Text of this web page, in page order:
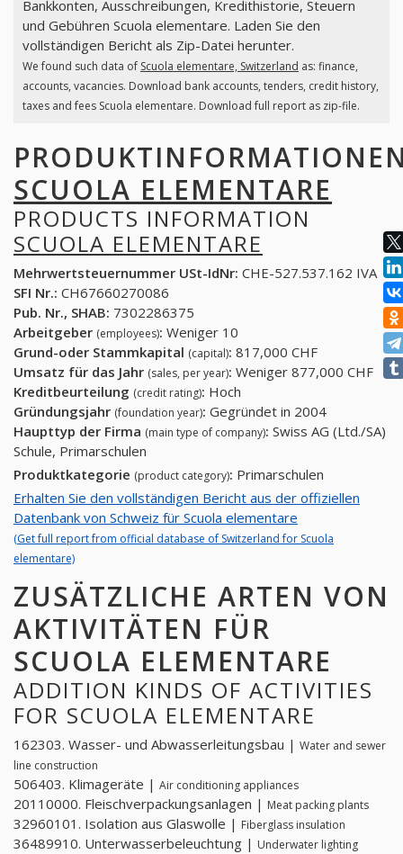
Bankkonten, Ausschreibungen, Kredithistorie, Steuern
und Gebühren Scuola elementare. Laden Sie den
vollständigen Bericht als Zip-Datei herunter.
We found such data of Scuola elementare, Switzerland as: finance,
accounts, vacancies. Download bank accounts, tenders, credit history,
taxes and fees Scuola elementare. Download full report as zip-file.
SCUOLA ELEMENTARE
PRODUCTS INFORMATION
SCUOLA ELEMENTARE
Mehrwertsteuernummer USt-IdNr: CHE-527.537.162 IVA
SFI Nr.: CH67660270086
Pub. Nr., SHAB: 7302286375
Arbeitgeber (employees): Weniger 10
Grund-oder Stammkapital (capital): 817,000 CHF
Umsatz für das Jahr (sales, per year): Weniger 877,000 CHF
Kreditbeurteilung (credit rating): Hoch
Gründungsjahr (foundation year): Gegründet in 2004
Haupttyp der Firma (main type of company): Swiss AG (Ltd./SA)
Schule, Primarschulen
Produktkategorie (product category): Primarschulen
Erhalten Sie den vollständigen Bericht aus der offiziellen
Datenbank von Schweiz für Scuola elementare
(Get full report from official database of Switzerland for Scuola
elementare)
ZUSÄTZLICHE ARTEN VON
AKTIVITÄTEN FÜR
SCUOLA ELEMENTARE
ADDITION KINDS OF ACTIVITIES
FOR SCUOLA ELEMENTARE
162303. Wasser- und Abwasserleitungsbau | Water and sewer
line construction
506403. Klimageräte | Air conditioning appliances
20110000. Fleischverpackungsanlagen | Meat packing plants
32960101. Isolation aus Glaswolle | Fiberglass insulation
36489910. Unterwasserbeleuchtung | Underwater lighting